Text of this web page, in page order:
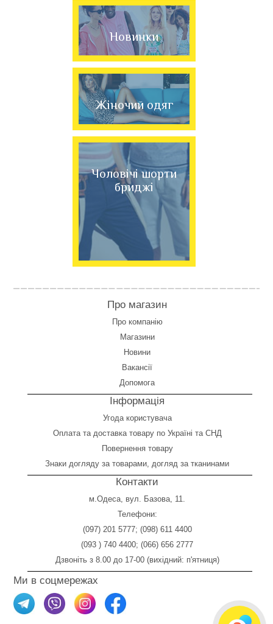
Новинки
Жіночий одяг
Чоловічі шорти
бриджі
Про магазин
Про компанію
Магазини
Новини
Вакансії
Допомога
Інформація
Угода користувача
Оплата та доставка товару по Україні та СНД
Повернення товару
Знаки догляду за товарами, догляд за тканинами
Контакти
м.Одеса, вул. Базова, 11.
Телефони:
(097) 201 5777; (098) 611 4400
(093 ) 740 4400; (066) 656 2777
Дзвоніть з 8.00 до 17-00 (вихідний: п'ятниця)
Ми в соцмережах